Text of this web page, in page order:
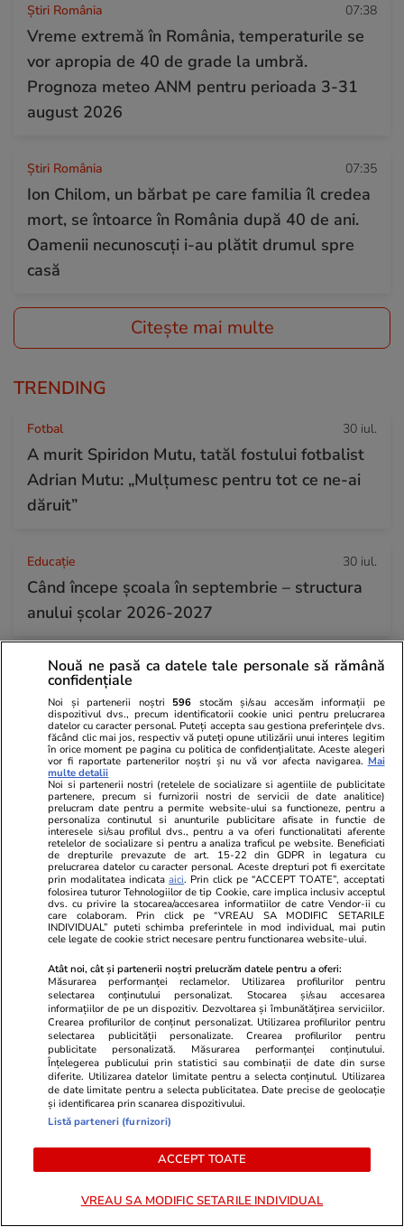
Știri România 07:38
Vreme extremă în România, temperaturile se
vor apropia de 40 de grade la umbră.
Prognoza meteo ANM pentru perioada 3-31
august 2026
Știri România 07:35
Ion Chilom, un bărbat pe care familia îl credea
mort, se întoarce în România după 40 de ani.
Oamenii necunoscuți i-au plătit drumul spre
casă
Citește mai multe
TRENDING
Fotbal 30 iul.
A murit Spiridon Mutu, tatăl fostului fotbalist
Adrian Mutu: „Mulțumesc pentru tot ce ne-ai
dăruit”
Educație 30 iul.
Când începe şcoala în septembrie – structura
anului şcolar 2026-2027
Știri România 30 iul.
Rezultatele loto din 30 iulie 2026. Numerele
câștigătoare extrase joi
Horoscop 30 iul.
Horoscop 31 iulie 2026. Scorpionii au șansa de
a privi dincolo de aparențe și de a evalua
corect comportamentul și deciziile unor
apropiați
O carte dispărută de aproape 150
un șemineu și returnată unei
mănâncă în
Nouă ne pasă ca datele tale personale să rămână
confidențiale
Noi și partenerii noștri 596 stocăm și/sau accesăm informații pe
dispozitivul dvs., precum identificatorii cookie unici pentru prelucrarea
datelor cu caracter personal. Puteți accepta sau gestiona preferințele dvs.
făcând clic mai jos, respectiv vă puteți opune utilizării unui interes legitim
în orice moment pe pagina cu politica de confidențialitate. Aceste alegeri
vor fi raportate partenerilor noștri și nu vă vor afecta navigarea. Mai
multe detalii
Noi si partenerii nostri (retelele de socializare si agentiile de publicitate
partenere, precum si furnizorii nostri de servicii de date analitice)
prelucram date pentru a permite website-ului sa functioneze, pentru a
personaliza continutul si anunturile publicitare afisate in functie de
interesele si/sau profilul dvs., pentru a va oferi functionalitati aferente
retelelor de socializare si pentru a analiza traficul pe website. Beneficiati
de drepturile prevazute de art. 15-22 din GDPR in legatura cu
prelucrarea datelor cu caracter personal. Aceste drepturi pot fi exercitate
prin modalitatea indicataaici. Prin click pe “ACCEPT TOATE”, acceptati
folosirea tuturor Tehnologiilor de tip Cookie, care implica inclusiv acceptul
dvs. cu privire la stocarea/accesarea informatiilor de catre Vendor-ii cu
care colaboram. Prin click pe “VREAU SA MODIFIC SETARILE
INDIVIDUAL” puteti schimba preferintele in mod individual, mai putin
cele legate de cookie strict necesare pentru functionarea website-ului.
Atât noi, cât și partenerii noștri prelucrăm datele pentru a oferi:
Măsurarea performanței reclamelor. Utilizarea profilurilor pentru
selectarea conținutului personalizat. Stocarea și/sau accesarea
informațiilor de pe un dispozitiv. Dezvoltarea și îmbunătățirea serviciilor.
Crearea profilurilor de conținut personalizat. Utilizarea profilurilor pentru
selectarea publicității personalizate. Crearea profilurilor pentru
publicitate personalizată. Măsurarea performanței conținutului.
Înțelegerea publicului prin statistici sau combinații de date din surse
diferite. Utilizarea datelor limitate pentru a selecta conținutul. Utilizarea
de date limitate pentru a selecta publicitatea. Date precise de geolocație
și identificarea prin scanarea dispozitivului.
Listă parteneri (furnizori)
ACCEPT TOATE
VREAU SA MODIFIC SETARILE INDIVIDUAL